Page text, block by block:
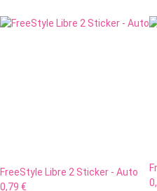
FreeStyle Libre 2 Sticker - Auto
0,79 €